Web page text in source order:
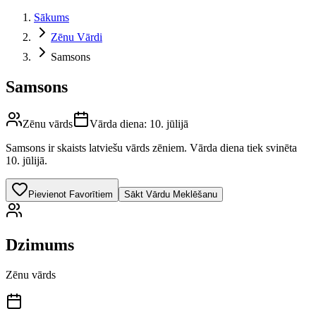
Sākums
Zēnu Vārdi
Samsons
Samsons
Zēnu vārds Vārda diena: 10. jūlijā
Samsons ir skaists latviešu vārds zēniem. Vārda diena tiek svinēta
10. jūlijā.
Pievienot Favorītiem Sākt Vārdu Meklēšanu
Dzimums
Zēnu vārds